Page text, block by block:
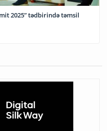
2025” tədbirində təmsil